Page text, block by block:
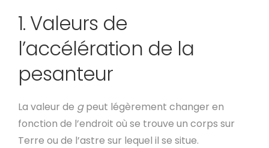
1. Valeurs de
l’accélération de la
pesanteur
La valeur de gpeut légèrement changer en
fonction de l’endroit où se trouve un corps sur
Terre ou de l’astre sur lequel il se situe.